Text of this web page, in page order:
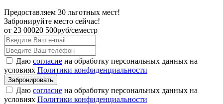
Предоставляем 30 льготных мест!
Забронируйте место сейчас!
от 23 00020 500руб/семестр
Даю согласие на обработку персональных данных на
условиях Политики конфиденциальности
Даю согласие на обработку персональных данных на
условиях Политики конфиденциальности